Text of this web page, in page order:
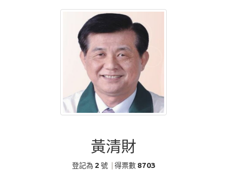
黃清財
登記為 2 號 得票數 8703